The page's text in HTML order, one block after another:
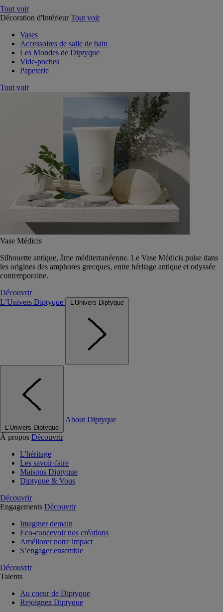
Tout voir
Décoration d'Intérieur Tout voir
Vases
Accessoires de salle de bain
Les Mondes de Diptyque
Vide-poches
Papeterie
Tout voir
Vase Médicis
Silhouette antique, âme méditerranéenne. Le Vase Médicis puise dans
les origines des amphores grecques, entre héritage antique et odyssée
contemporaine.
Découvrir
L’Univers Diptyque
L’Univers Diptyque
L’Univers Diptyque
About Diptyque
À propos Découvrir
L'héritage
Les savoir-faire
Maisons Diptyque
Diptyque & Vous
Découvrir
Engagements Découvrir
Imaginer demain
Eco-concevoir nos créations
Améliorer notre impact
S’engager ensemble
Découvrir
Talents
Au coeur de Diptyque
Rejoignez Diptyque